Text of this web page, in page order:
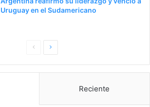
Uruguay en el Sudamericano
PaginaSiguiente
Reciente